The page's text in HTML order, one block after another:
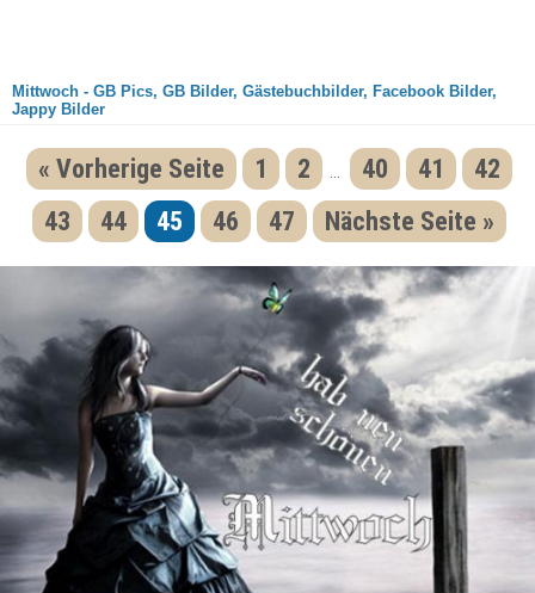
Mittwoch - GB Pics, GB Bilder, Gästebuchbilder, Facebook Bilder,
Jappy Bilder
« Vorherige Seite 1 2 40 41
42
43
44 45 46 47 Nächste Seite »